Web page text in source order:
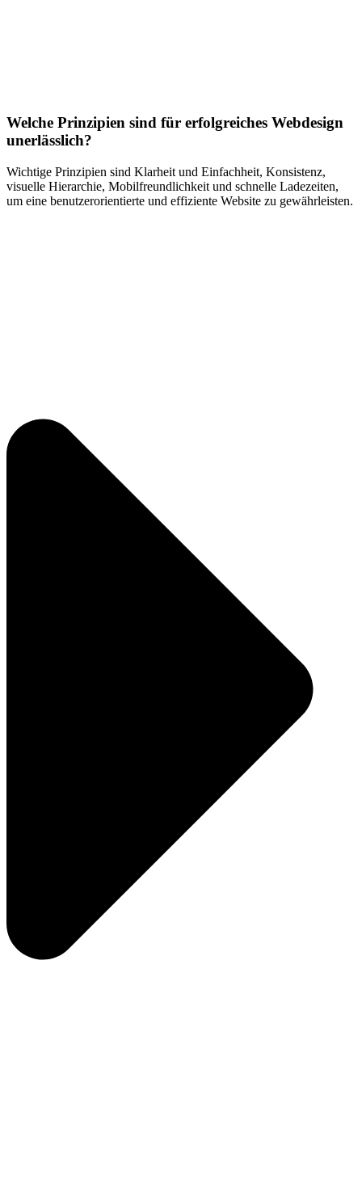
Welche Prinzipien sind für erfolgreiches Webdesign
unerlässlich?
Wichtige Prinzipien sind Klarheit und Einfachheit, Konsistenz,
visuelle Hierarchie, Mobilfreundlichkeit und schnelle Ladezeiten,
um eine benutzerorientierte und effiziente Website zu gewährleisten.